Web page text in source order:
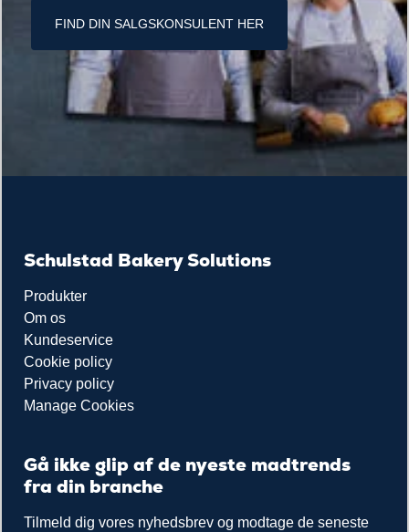
FIND DIN SALGSKONSULENT HER
Schulstad Bakery Solutions
Produkter
Om os
Kundeservice
Cookie policy
Privacy policy
Manage Cookies
Gå ikke glip af de nyeste madtrends
fra din branche
Tilmeld dig vores nyhedsbrev og modtage de seneste